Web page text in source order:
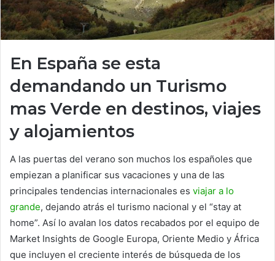
En España se esta
demandando un Turismo
mas Verde en destinos, viajes
y alojamientos
A las puertas del verano son muchos los españoles que
empiezan a planificar sus vacaciones y una de las
principales tendencias internacionales es viajar a lo
grande, dejando atrás el turismo nacional y el “stay at
home”. Así lo avalan los datos recabados por el equipo de
Market Insights de Google Europa, Oriente Medio y África
que incluyen el creciente interés de búsqueda de los